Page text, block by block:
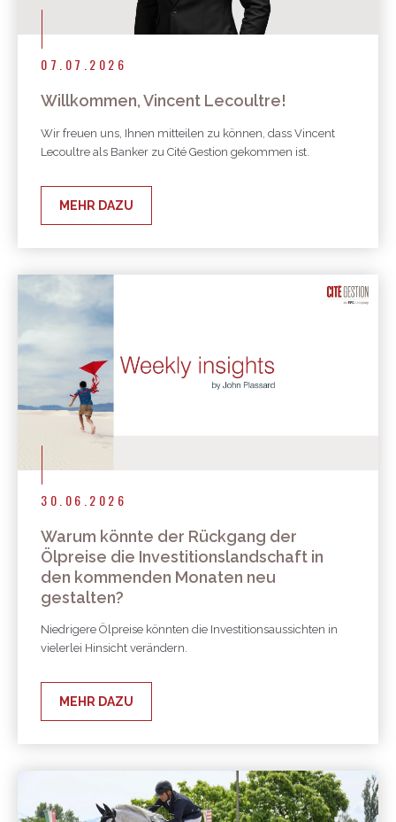
07.07.2026
Willkommen, Vincent Lecoultre!
Wir freuen uns, Ihnen mitteilen zu können, dass Vincent
Lecoultre als Banker zu Cité Gestion gekommen ist.
MEHR DAZU
30.06.2026
Warum könnte der Rückgang der
Ölpreise die Investitionslandschaft in
den kommenden Monaten neu
gestalten?
Niedrigere Ölpreise könnten die Investitionsaussichten in
vielerlei Hinsicht verändern.
MEHR DAZU